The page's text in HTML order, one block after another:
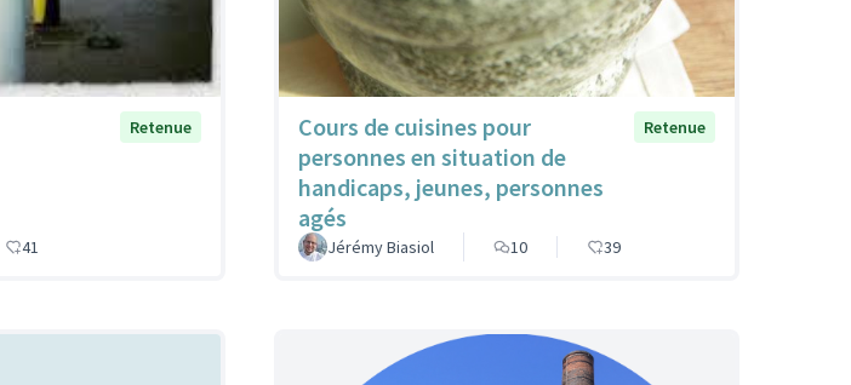
Retenue
41
Cours de cuisines pour
personnes en situation de
handicaps, jeunes, personnes
agés
Retenue
Jérémy Biasiol 10 39